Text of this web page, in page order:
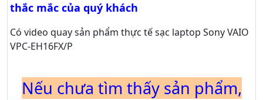
thắc mắc của quý khách
Có video quay sản phẩm thực tế sạc laptop Sony VAIO
VPC-EH16FX/P
Nếu chưa tìm thấy sản phẩm,